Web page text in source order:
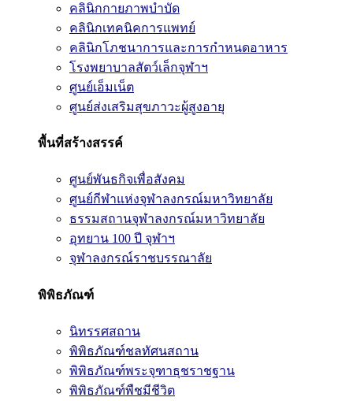
คลินิกกายภาพบำบัด
คลินิกเทคนิคการแพทย์
คลินิกโภชนาการและการกำหนดอาหาร
โรงพยาบาลสัตว์เล็กจุฬาฯ
ศูนย์เอ็มเน็ต
ศูนย์ส่งเสริมสุขภาวะผู้สูงอายุ
พื้นที่สร้างสรรค์
ศูนย์พันธกิจเพื่อสังคม
ศูนย์กีฬาแห่งจุฬาลงกรณ์มหาวิทยาลัย
ธรรมสถานจุฬาลงกรณ์มหาวิทยาลัย
อุทยาน 100 ปี จุฬาฯ
จุฬาลงกรณ์ราชบรรณาลัย
พิพิธภัณฑ์
นิทรรศสถาน
พิพิธภัณฑ์ชลทัศนสถาน
พิพิธภัณฑ์พระจุฑาธุชราชฐาน
พิพิธภัณฑ์พืชมีชีวิต